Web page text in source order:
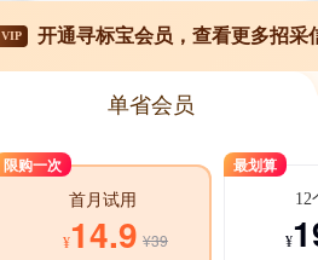
VIP 开通寻标宝会员，查看更多招采
单省会员
限购一次
首月试用
¥14.9 ¥39
最划算
12
¥